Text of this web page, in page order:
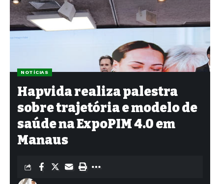
NOTÍCIAS
Hapvida realiza palestra
sobre trajetória e modelo de
saúde na ExpoPIM 4.0 em
Manaus